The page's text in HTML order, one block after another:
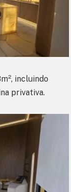
incluindo
privativa.